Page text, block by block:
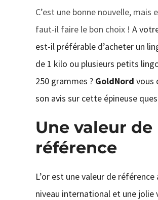
C’est une bonne nouvelle, mais
faut-il faire le bon choix! A
est-il préférable d’acheter un
de 1 kilo ou plusieurs petits
250 grammes ? GoldNord vous
son avis sur cette épineuse
Une valeur de
référence
L’or est une valeur de référence
niveau international et une jolie